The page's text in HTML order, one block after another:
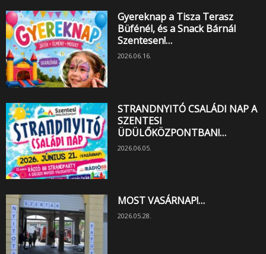
Gyereknap a Tisza Terasz
Büfénél, és a Snack Bárnál
Szentesen!…
2026.06.16.
STRANDNYITÓ CSALÁDI NAP A
SZENTESI
ÜDÜLŐKÖZPONTBAN!…
2026.06.05.
MOST VASÁRNAP!…
2026.05.28.